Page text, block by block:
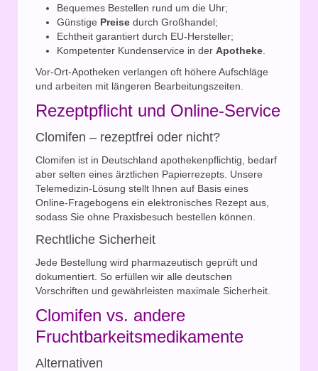
Bequemes Bestellen rund um die Uhr;
Günstige Preise durch Großhandel;
Echtheit garantiert durch EU-Hersteller;
Kompetenter Kundenservice in der Apotheke
Vor-Ort-Apotheken verlangen oft höhere Aufschläge
und arbeiten mit längeren Bearbeitungszeiten.
Rezeptpflicht und Online-Service
Clomifen – rezeptfrei oder nicht?
Clomifen ist in Deutschland apothekenpflichtig, bedarf
aber selten eines ärztlichen Papierrezepts. Unsere
Telemedizin-Lösung stellt Ihnen auf Basis eines
Online-Fragebogens ein elektronisches Rezept aus,
sodass Sie ohne Praxisbesuch bestellen können.
Rechtliche Sicherheit
Jede Bestellung wird pharmazeutisch geprüft und
dokumentiert. So erfüllen wir alle deutschen
Vorschriften und gewährleisten maximale Sicherheit.
Clomifen vs. andere
Fruchtbarkeitsmedikamente
Alternativen